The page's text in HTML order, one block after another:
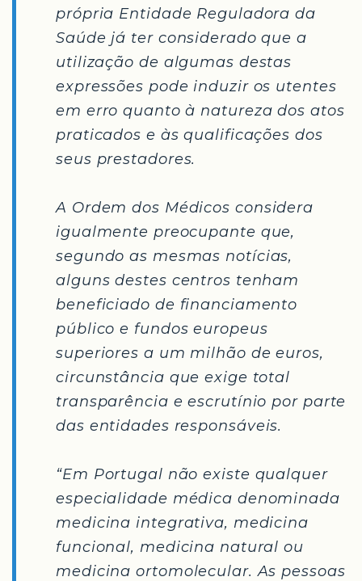
própria Entidade Reguladora da
Saúde já ter considerado que a
utilização de algumas destas
expressões pode induzir os utentes
em erro quanto à natureza dos atos
praticados e às qualificações dos
seus prestadores.
A Ordem dos Médicos considera
igualmente preocupante que,
segundo as mesmas notícias,
alguns destes centros tenham
beneficiado de financiamento
público e fundos europeus
superiores a um milhão de euros,
circunstância que exige total
transparência e escrutínio por parte
das entidades responsáveis.
“Em Portugal não existe qualquer
especialidade médica denominada
medicina integrativa, medicina
funcional, medicina natural ou
medicina ortomolecular. As pessoas